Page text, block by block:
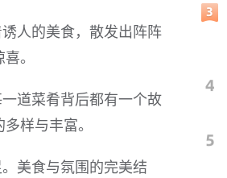
人的美食，散发出阵阵
。
道菜肴背后都有一个故
样与丰富。
美食与氛围的完美结